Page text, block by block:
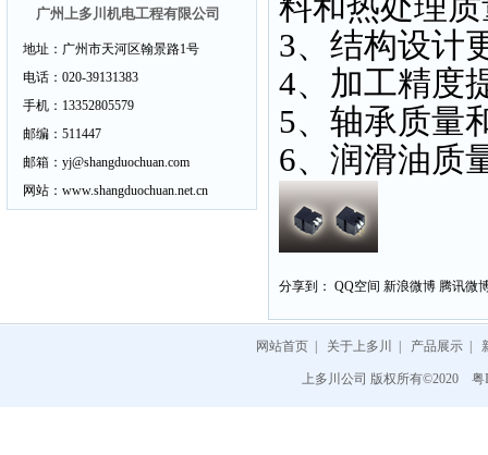
广州上多川机电工程有限公司
地址： 广州市天河区翰景路1号
电话： 020-39131383
手机： 13352805579
邮编： 511447
邮箱： yj@shangduochuan.com
网站： www.shangduochuan.net.cn
3、结构设计
4、加工精度
5、轴承质量
6、润滑油质
分享到： QQ空间 新浪微博 腾讯微
网站首页| 关于上多川 产品展示|
上多川公司 版权所有©2020 粤